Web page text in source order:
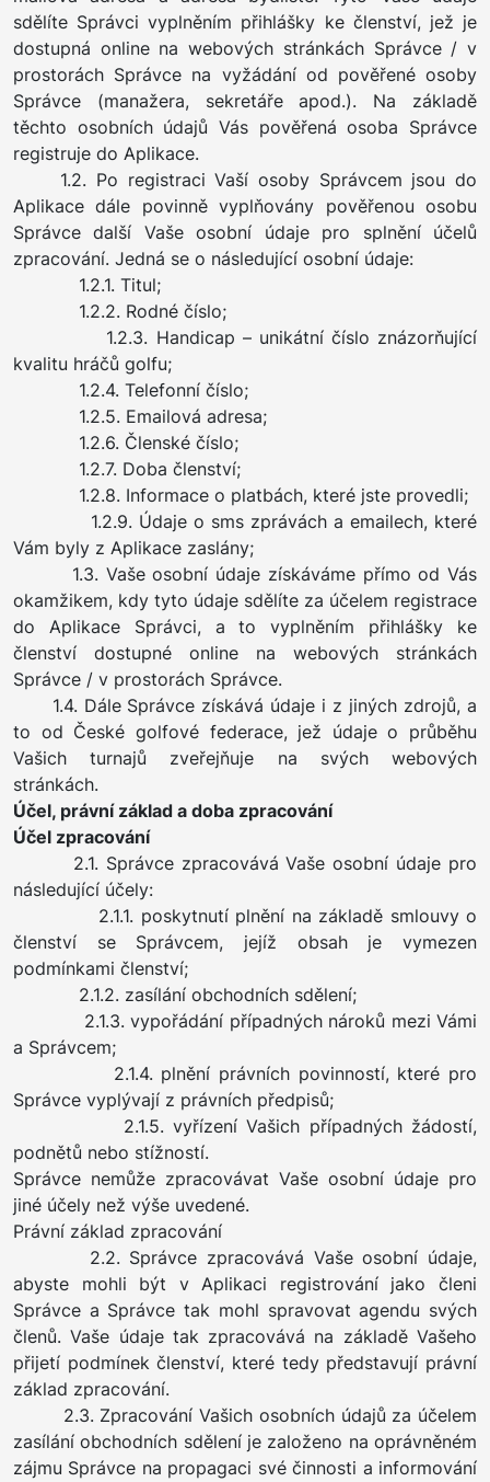
sdělíte Správci vyplněním přihlášky ke členství, jež je
dostupná online na webových stránkách Správce / v
prostorách Správce na vyžádání od pověřené osoby
Správce (manažera, sekretáře apod.). Na základě
těchto osobních údajů Vás pověřená osoba Správce
registruje do Aplikace.
1.2. Po registraci Vaší osoby Správcem jsou do
Aplikace dále povinně vyplňovány pověřenou osobu
Správce další Vaše osobní údaje pro splnění účelů
zpracování. Jedná se o následující osobní údaje:
1.2.1. Titul;
1.2.2. Rodné číslo;
1.2.3. Handicap – unikátní číslo znázorňující
kvalitu hráčů golfu;
1.2.4. Telefonní číslo;
1.2.5. Emailová adresa;
1.2.6. Členské číslo;
1.2.7. Doba členství;
1.2.8. Informace o platbách, které jste provedli;
1.2.9. Údaje o sms zprávách a emailech, které
Vám byly z Aplikace zaslány;
1.3. Vaše osobní údaje získáváme přímo od Vás
okamžikem, kdy tyto údaje sdělíte za účelem registrace
do Aplikace Správci, a to vyplněním přihlášky ke
členství dostupné online na webových stránkách
Správce / v prostorách Správce.
1.4. Dále Správce získává údaje i z jiných zdrojů, a
to od České golfové federace, jež údaje o průběhu
Vašich turnajů zveřejňuje na svých webových
stránkách.
Účel, právní základ a doba zpracování
Účel zpracování
2.1. Správce zpracovává Vaše osobní údaje pro
následující účely:
2.1.1. poskytnutí plnění na základě smlouvy o
členství se Správcem, jejíž obsah je vymezen
podmínkami členství;
2.1.2. zasílání obchodních sdělení;
2.1.3. vypořádání případných nároků mezi Vámi
a Správcem;
2.1.4. plnění právních povinností, které pro
Správce vyplývají z právních předpisů;
2.1.5. vyřízení Vašich případných žádostí,
podnětů nebo stížností.
Správce nemůže zpracovávat Vaše osobní údaje pro
jiné účely než výše uvedené.
Právní základ zpracování
2.2. Správce zpracovává Vaše osobní údaje,
abyste mohli být v Aplikaci registrování jako členi
Správce a Správce tak mohl spravovat agendu svých
členů. Vaše údaje tak zpracovává na základě Vašeho
přijetí podmínek členství, které tedy představují právní
základ zpracování.
2.3. Zpracování Vašich osobních údajů za účelem
zasílání obchodních sdělení je založeno na oprávněném
zájmu Správce na propagaci své činnosti a informování